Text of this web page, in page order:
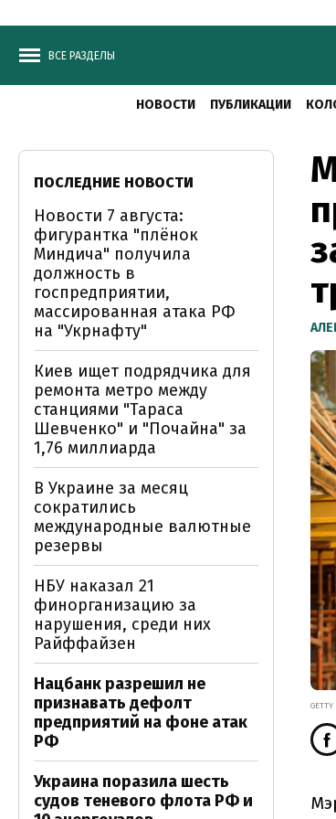
ВСЕ РАЗДЕЛЫ
НОВОСТИ ПУБЛИКАЦИИ
GETTY
ПОСЛЕДНИЕ НОВОСТИ
Новости 7 августа:
фигурантка "плёнок
Миндича" получила
должность в
госпредприятии,
массированная атака РФ
на "Укрнафту"
Киев ищет подрядчика для
ремонта метро между
станциями "Тараса
Шевченко" и "Почайна" за
1,76 миллиарда
В Украине за месяц
сократились
международные валютные
резервы
НБУ наказал 21
финорганизацию за
нарушения, среди них
Райффайзен
Нацбанк разрешил не
признавать дефолт
предприятий на фоне атак
РФ
Украина поразила шесть
судов теневого флота РФ и